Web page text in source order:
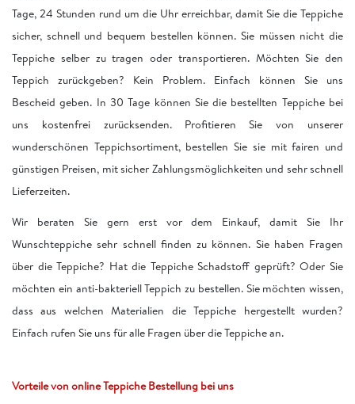
Tage, 24 Stunden rund um die Uhr erreichbar, damit Sie die Teppiche
sicher, schnell und bequem bestellen können. Sie müssen nicht die
Teppiche selber zu tragen oder transportieren. Möchten Sie den
Teppich zurückgeben? Kein Problem. Einfach können Sie uns
Bescheid geben. In 30 Tage können Sie die bestellten Teppiche bei
uns kostenfrei zurücksenden. Profitieren Sie von unserer
wunderschönen Teppichsortiment, bestellen Sie sie mit fairen und
günstigen Preisen, mit sicher Zahlungsmöglichkeiten und sehr schnell
Lieferzeiten.
Wir beraten Sie gern erst vor dem Einkauf, damit Sie Ihr
Wunschteppiche sehr schnell finden zu können. Sie haben Fragen
über die Teppiche? Hat die Teppiche Schadstoff geprüft? Oder Sie
möchten ein anti-bakteriell Teppich zu bestellen. Sie möchten wissen,
dass aus welchen Materialien die Teppiche hergestellt wurden?
Einfach rufen Sie uns für alle Fragen über die Teppiche an.
Vorteile von online Teppiche Bestellung bei uns